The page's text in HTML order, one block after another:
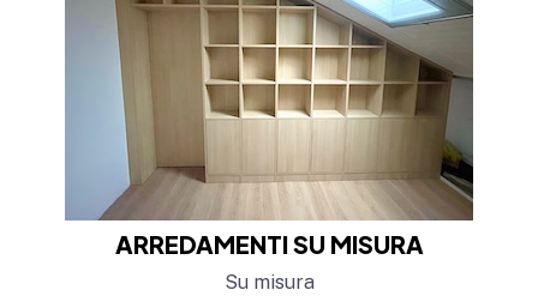
ARREDAMENTI SU MISURA
Su misura